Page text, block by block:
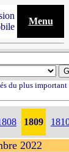
Menu
du plus
1809
2022